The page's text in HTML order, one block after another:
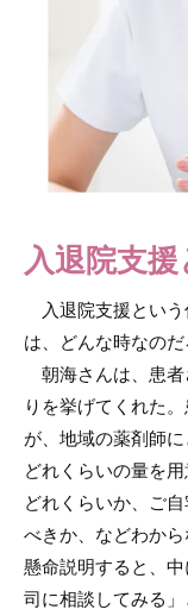
入退院支
入退院支援という
は、どんな時なのだ
朝海さんは、患者
りを挙げてくれた
が、地域の薬剤師
どれくらいの量を
どれくらいか、ご
べきか、などわか
懸命説明すると、
司に相談してみる